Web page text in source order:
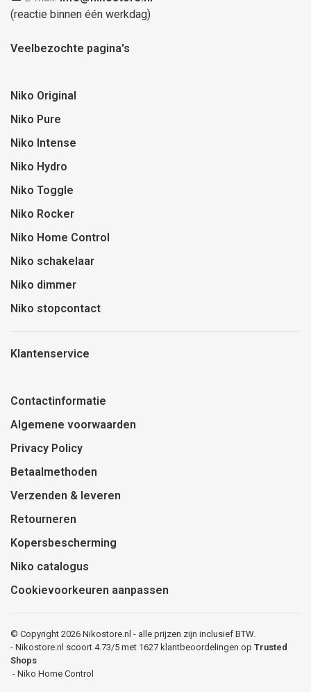
(reactie binnen één werkdag)
Veelbezochte pagina's
Niko Original
Niko Pure
Niko Intense
Niko Hydro
Niko Toggle
Niko Rocker
Niko Home Control
Niko schakelaar
Niko dimmer
Niko stopcontact
Klantenservice
Contactinformatie
Algemene voorwaarden
Privacy Policy
Betaalmethoden
Verzenden & leveren
Retourneren
Kopersbescherming
Niko catalogus
Cookievoorkeuren aanpassen
© Copyright 2026 Nikostore.nl - alle prijzen zijn inclusief BTW.
- Nikostore.nl scoort 4.73/5 met 1627 klantbeoordelingen op Trusted
Shops
- Niko Home Control